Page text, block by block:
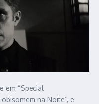
em “Special
na Noite”, e